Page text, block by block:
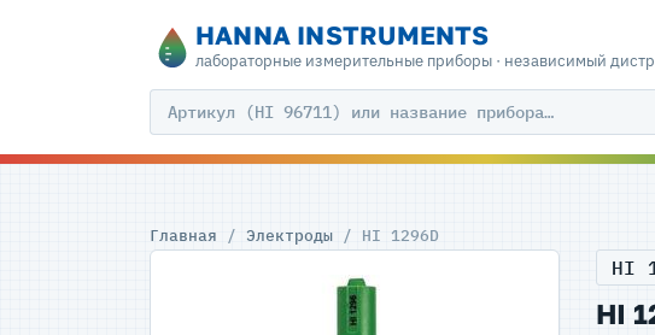
HANNA INSTRUMENTS
лабораторные измерительные приборы · независимый
Главная / Электроды / HI 1296D
HI
HI